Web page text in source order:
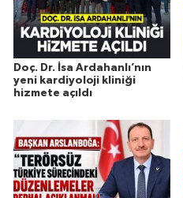
Doç. Dr. İsa Ardahanlı’nın
yeni kardiyoloji kliniği
hizmete açıldı